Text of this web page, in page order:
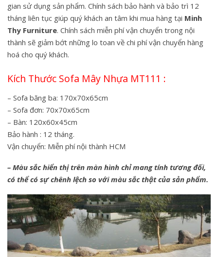
gian sử dụng sản phẩm. Chính sách bảo hành và bảo trì 12
tháng liên tục giúp quý khách an tâm khi mua hàng tại Minh
Thy Furniture. Chính sách miễn phí vận chuyển trong nội
thành sẽ giảm bớt những lo toan về chi phí vận chuyển hàng
hoá cho quý khách.
Kích Thước Sofa Mây Nhựa MT111 :
– Sofa băng ba: 170x70x65cm
– Sofa đơn: 70x70x65cm
– Bàn: 120x60x45cm
Bảo hành : 12 tháng.
Vận chuyển: Miễn phí nội thành HCM
– Màu sắc hiển thị trên màn hình chỉ mang tính tương đối,
có thể có sự chênh lệch so với màu sắc thật của sản phẩm.